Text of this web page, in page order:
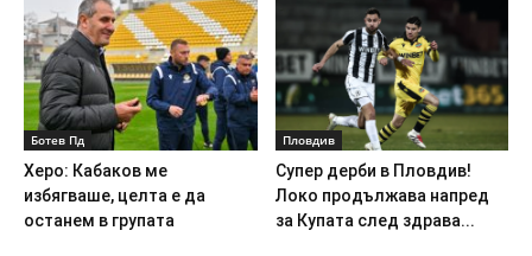
Ботев Пд
Херо: Кабаков ме
избягваше, целта е да
останем в групата
Пловдив
Супер дерби в Пловдив!
Локо продължава напред
за Купата след здрава...